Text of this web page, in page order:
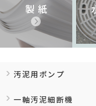
製紙
汚泥用ポンプ
一軸汚泥細断機